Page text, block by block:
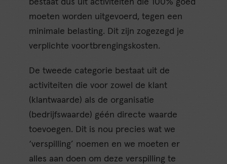
bestaat dus uit activiteiten die 100% goed
moeten worden uitgevoerd, tegen een
minimale belasting. Dit zijn zogezegd je
verplichte voortbrengingskosten.
De tweede categorie bestaat uit de
activiteiten die voor zowel de klant
(klantwaarde) als de organisatie
(bedrijfswaarde) géén directe waarde
toevoegen. Dit is nou precies wat we
‘verspilling’ noemen en we moeten er
alles aan doen om deze verspilling te